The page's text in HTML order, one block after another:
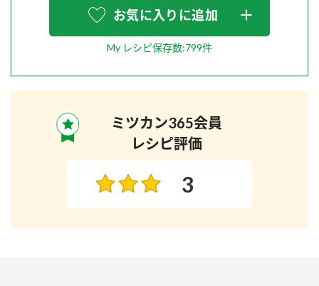
お気に入りに追加
My レシピ保存数:799件
ミツカン365会員
レシピ評価
3